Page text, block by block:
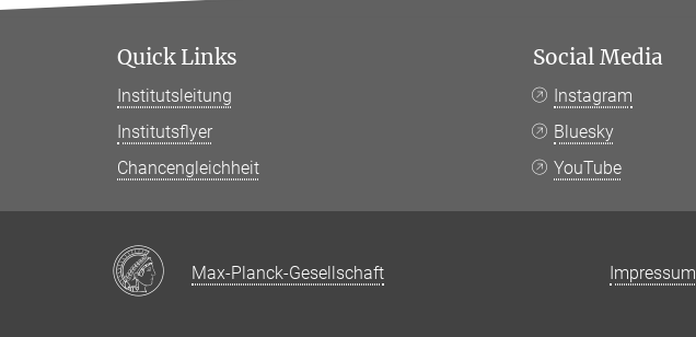
Quick Links
Institutsleitung
Institutsflyer
Chancengleichheit
Social Media
Instagram
Bluesky
YouTube
Max-Planck-Gesellschaft Impressum